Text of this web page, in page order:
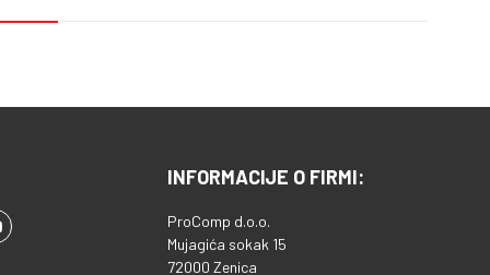
INFORMACIJE O FIRMI:
ProComp d.o.o.
Mujagića sokak 15
72000 Zenica